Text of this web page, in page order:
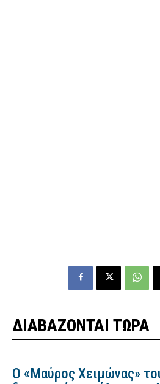
ΔΙΑΒΑΖΟΝΤΑΙ ΤΩΡΑ
Ο «Μαύρος Χειμώνας»